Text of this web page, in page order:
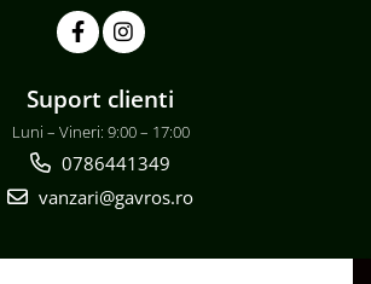
Suport clienti
Luni – Vineri: 9:00 – 17:00
0786441349
vanzari@gavros.ro